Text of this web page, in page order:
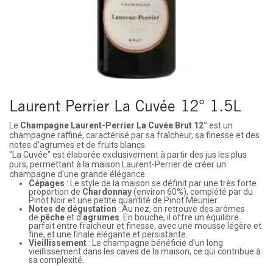
Laurent Perrier La Cuvée 12° 1.5L
Le Champagne Laurent-Perrier La Cuvée Brut 12° est un
champagne raffiné, caractérisé par sa fraîcheur, sa finesse et des
notes d'agrumes et de fruits blancs.
"La Cuvée" est élaborée exclusivement à partir des jus les plus
purs, permettant à la maison Laurent-Perrier de créer un
champagne d'une grande élégance.
Cépages : Le style de la maison se définit par une très forte
proportion de Chardonnay(environ 60%), complété par du
Pinot Noir et une petite quantité de Pinot Meunier.
Notes de dégustation : Au nez, on retrouve des arômes
de pêcheet d'agrumes . En bouche, il offre un équilibre
parfait entre fraîcheur et finesse, avec une mousse légère et
fine, et une finale élégante et persistante.
Vieillissement : Le champagne bénéficie d'un long
vieillissement dans les caves de la maison, ce qui contribue à
sa complexité.